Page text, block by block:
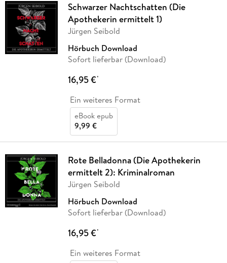
Schwarzer Nachtschatten (Die
Apothekerin ermittelt 1)
Jürgen Seibold
Hörbuch Download
Sofort lieferbar (Download)
16,95 €*
Ein weiteres Format
eBook epub
9,99 €
Rote Belladonna (Die Apothekerin
ermittelt 2): Kriminalroman
Jürgen Seibold
Hörbuch Download
Sofort lieferbar (Download)
16,95 €*
Ein weiteres Format